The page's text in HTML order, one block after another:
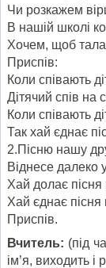
Чи розкажем
В нашій школі
Хочем, щоб
Приспів:
Коли співають
Дітячий спів на
Коли співають
Так хай єднає
2.Пісню нашу
Віднесе далеко
Хай долає пісня
Хай єднає пісня
Приспів.
Вчитель: (під
ім’я, виходить і